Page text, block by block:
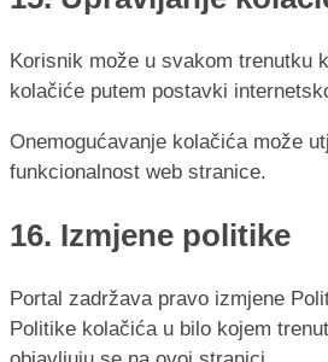
Korisnik može u svakom trenutku
kolačiće putem postavki
Onemogućavanje kolačića može
funkcionalnost web stranice.
16. Izmjene politike
Portal zadržava pravo izmjene
Politike kolačića u bilo kojem